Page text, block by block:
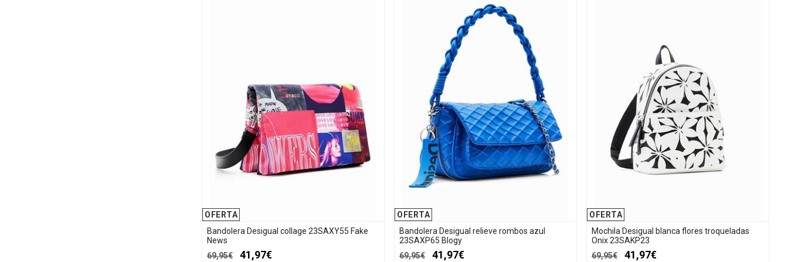
OFERTA
Bandolera Desigual collage 23SAXY55 Fake
News
69,95€
41,97€
OFERTA
Bandolera Desigual relieve rombos azul
23SAXP65 Blogy
69,95€
41,97€
OFERTA
Mochila Desigual blanca flores troqueladas
Onix 23SAKP23
69,95€
41,97€